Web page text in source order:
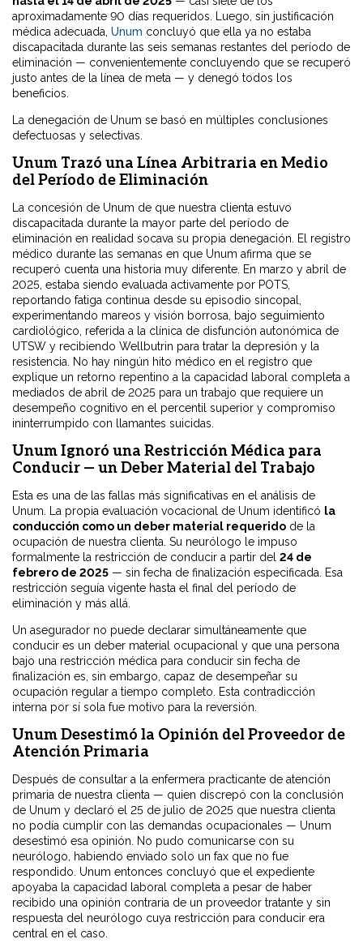
aproximadamente 90 días requeridos. Luego, sin justificación
médica adecuada, Unum concluyó que ella ya no estaba
discapacitada durante las seis semanas restantes del período de
eliminación — convenientemente concluyendo que se recuperó
justo antes de la línea de meta — y denegó todos los
beneficios.
La denegación de Unum se basó en múltiples conclusiones
defectuosas y selectivas.
Unum Trazó una Línea Arbitraria en Medio
del Período de Eliminación
La concesión de Unum de que nuestra clienta estuvo
discapacitada durante la mayor parte del período de
eliminación en realidad socava su propia denegación. El registro
médico durante las semanas en que Unum afirma que se
recuperó cuenta una historia muy diferente. En marzo y abril de
2025, estaba siendo evaluada activamente por POTS,
reportando fatiga continua desde su episodio sincopal,
experimentando mareos y visión borrosa, bajo seguimiento
cardiológico, referida a la clínica de disfunción autonómica de
UTSW y recibiendo Wellbutrin para tratar la depresión y la
resistencia. No hay ningún hito médico en el registro que
explique un retorno repentino a la capacidad laboral completa a
mediados de abril de 2025 para un trabajo que requiere un
desempeño cognitivo en el percentil superior y compromiso
ininterrumpido con llamantes suicidas.
Unum Ignoró una Restricción Médica para
Conducir — un Deber Material del Trabajo
Esta es una de las fallas más significativas en el análisis de
Unum. La propia evaluación vocacional de Unum identificó la
conducción como un deber material requerido de la
ocupación de nuestra clienta. Su neurólogo le impuso
formalmente la restricción de conducir a partir del 24 de
febrero de 2025 — sin fecha de finalización especificada. Esa
restricción seguía vigente hasta el final del período de
eliminación y más allá.
Un asegurador no puede declarar simultáneamente que
conducir es un deber material ocupacional y que una persona
bajo una restricción médica para conducir sin fecha de
finalización es, sin embargo, capaz de desempeñar su
ocupación regular a tiempo completo. Esta contradicción
interna por sí sola fue motivo para la reversión.
Unum Desestimó la Opinión del Proveedor de
Atención Primaria
Después de consultar a la enfermera practicante de atención
primaria de nuestra clienta — quien discrepó con la conclusión
de Unum y declaró el 25 de julio de 2025 que nuestra clienta
no podía cumplir con las demandas ocupacionales — Unum
desestimó esa opinión. No pudo comunicarse con su
neurólogo, habiendo enviado solo un fax que no fue
respondido. Unum entonces concluyó que el expediente
apoyaba la capacidad laboral completa a pesar de haber
recibido una opinión contraria de un proveedor tratante y sin
respuesta del neurólogo cuya restricción para conducir era
central en el caso.